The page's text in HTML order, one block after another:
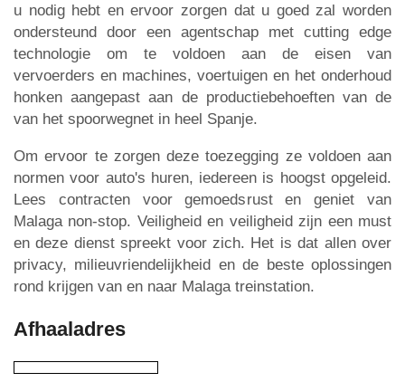
u nodig hebt en ervoor zorgen dat u goed zal worden
ondersteund door een agentschap met cutting edge
technologie om te voldoen aan de eisen van
vervoerders en machines, voertuigen en het onderhoud
honken aangepast aan de productiebehoeften van de
van het spoorwegnet in heel Spanje.
Om ervoor te zorgen deze toezegging ze voldoen aan
normen voor auto's huren, iedereen is hoogst opgeleid.
Lees contracten voor gemoedsrust en geniet van
Malaga non-stop. Veiligheid en veiligheid zijn een must
en deze dienst spreekt voor zich. Het is dat allen over
privacy, milieuvriendelijkheid en de beste oplossingen
rond krijgen van en naar Malaga treinstation.
Afhaaladres